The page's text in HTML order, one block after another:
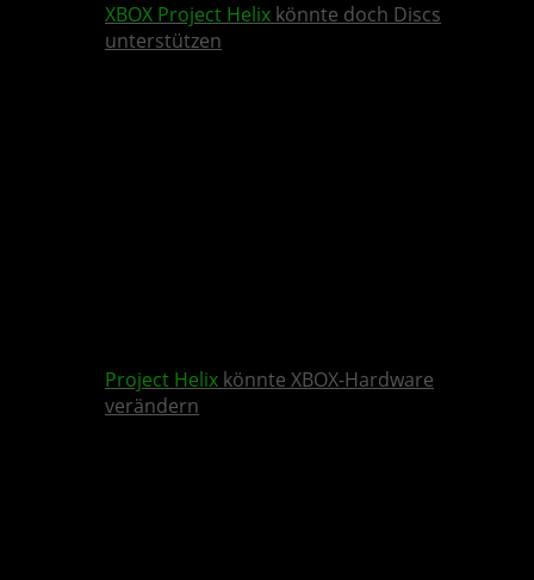
XBOX Project Helix könnte doch Discs
unterstützen
Project Helix könnte XBOX-Hardware
verändern